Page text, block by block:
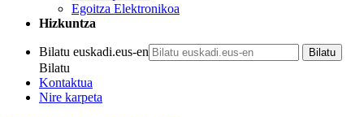
Egoitza Elektronikoa
Hizkuntza
Bilatu euskadi.eus-en
Bilatu
Kontaktua
Nire karpeta